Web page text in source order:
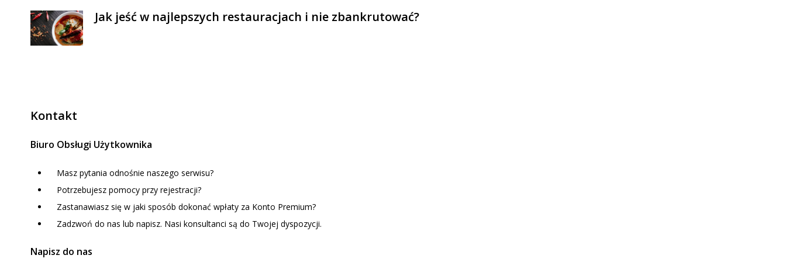
Jak jeść w najlepszych restauracjach i nie zbankrutować?
Kontakt
Biuro Obsługi Użytkownika
Masz pytania odnośnie naszego serwisu?
Potrzebujesz pomocy przy rejestracji?
Zastanawiasz się w jaki sposób dokonać wpłaty za Konto Premium?
Zadzwoń do nas lub napisz. Nasi konsultanci są do Twojej dyspozycji.
Napisz do nas